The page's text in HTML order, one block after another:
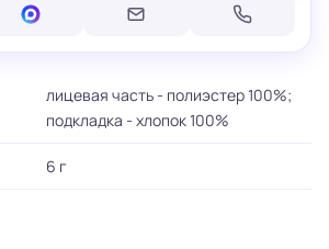
лицевая часть - полиэстер 100%;
подкладка - хлопок 100%
6 г